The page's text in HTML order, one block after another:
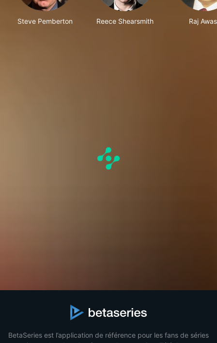
Steve Pemberton Reece Shearsmith Raj
BetaSeries est l’application de référence pour les fans de séries